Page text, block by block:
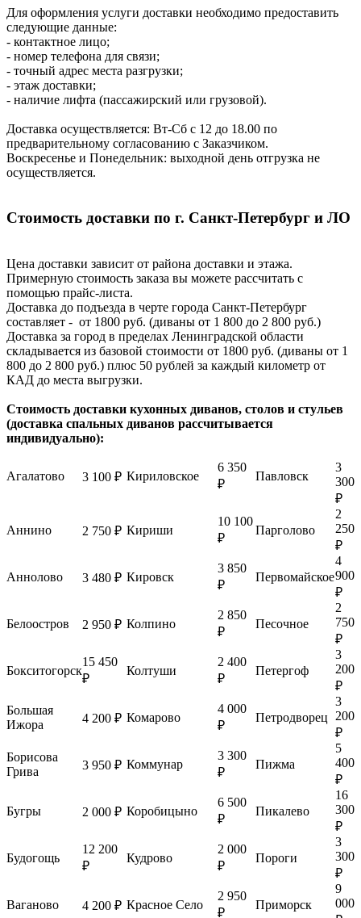
Для оформления услуги доставки необходимо предоставить
следующие данные:
- контактное лицо;
- номер телефона для связи;
- точный адрес места разгрузки;
- этаж доставки;
- наличие лифта (пассажирский или грузовой).
Доставка осуществляется: Вт-Сб с 12 до 18.00 по
предварительному согласованию с Заказчиком.
Воскресенье и Понедельник: выходной день отгрузка не
осуществляется.
Стоимость доставки по г. Санкт-Петербург и ЛО
Цена доставки зависит от района доставки и этажа.
Примерную стоимость заказа вы можете рассчитать с
помощью прайс-листа.
Доставка до подъезда в черте города Санкт-Петербург
составляет - от 1800 руб. (диваны от 1 800 до 2 800 руб.)
Доставка за город в пределах Ленинградской области
складывается из базовой стоимости от 1800 руб. (диваны от 1
800 до 2 800 руб.) плюс 50 рублей за каждый километр от
КАД до места выгрузки.
Стоимость доставки кухонных диванов, столов и стульев
(доставка спальных диванов рассчитывается
индивидуально):
Агалатово 3 100 ₽ Кириловское
6 350
₽
Павловск
3
300
₽
Аннино 2 750 ₽ Кириши
10 100
₽
Парголово
2
250
₽
Аннолово 3 480 ₽ Кировск
3 850
₽
Первомайское
4
900
₽
Белоостров 2 950 ₽ Колпино
2 850
₽
Песочное
2
750
₽
Бокситогорск
15 450
₽
Колтуши
2 400
₽
Петергоф
3
200
₽
Большая
Ижора
4 200 ₽ Комарово
4 000
₽
Петродворец
3
200
₽
Борисова
Грива
3 950 ₽ Коммунар
3 300
₽
Пижма
5
400
₽
Бугры 2 000 ₽ Коробицыно
6 500
₽
Пикалево
16
300
₽
Будогощь
12 200
₽
Кудрово
2 000
₽
Пороги
3
300
₽
Ваганово 4 200 ₽ Красное Село
2 950
₽
Приморск
9
000